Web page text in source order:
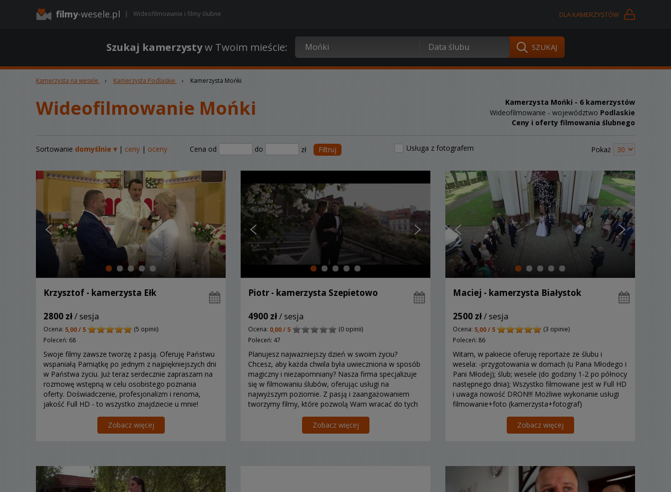
filmy-wesele.pl Wideofilmowanie i filmy ślubne DLA KAMERZYSTÓW
Szukaj kamerzystyw Twoim mieście:
Kamerzysta na wesele › Kamerzysta Podlaskie › Kamerzysta Mońki
Wideofilmowanie Mońki Kamerzysta Mońki - 6 kamerzystów
Wideofilmowanie - województwo Podlaskie
Ceny i oferty filmowania ślubnego
Sortowanie domyślnie ▾| ceny | oceny Cena od do zł Filtruj Usługa z fotografem Pokaż
Krzysztof - kamerzysta Ełk
2800 zł/ sesja
Ocena: 5,00 / 5
(5 opinii)
Poleceń: 68
Swoje filmy zawsze tworzę z pasją. Oferuję Państwu
wspaniałą Pamiątkę po jednym z najpiękniejszych dni
w Państwa życiu. Już teraz serdecznie zapraszam na
rozmowę wstępną w celu osobistego poznania
oferty. Doświadczenie, profesjonalizm i renoma,
jakość Full HD - to wszystko znajdziecie u mnie!
Zobacz więcej
Piotr - kamerzysta Szepietowo
4900 zł/ sesja
Ocena: 0,00 / 5
(0 opinii)
Poleceń: 47
Planujesz najważniejszy dzień w swoim życiu?
Chcesz, aby każda chwila była uwieczniona w sposób
magiczny i niezapomniany? Nasza firma specjalizuje
się w filmowaniu ślubów, oferując usługi na
najwyższym poziomie. Z pasją i zaangażowaniem
tworzymy filmy, które pozwolą Wam wracać do tych
nowoczesnemu spr...Zobacz więcej
Maciej - kamerzysta Białystok
2500 zł/ sesja
Ocena: 5,00 / 5
(3 opinie)
Poleceń: 86
Witam, w pakiecie oferuję reportaże ze ślubu i
wesela: -przygotowania w domach (u Pana Młodego i
Pani Młodej); ślub; wesele (do godziny 1-2 po północy
następnego dnia); Wszystko filmowane jest w Full HD
i uwaga nowość DRON!!! Możliwe wykonanie usługi
filmowanie+foto (kamerzysta+fotograf)
Zobacz więcej